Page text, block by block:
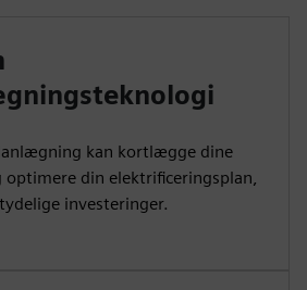
kan kortlægge dine
din elektrificeringsplan,
investeringer.